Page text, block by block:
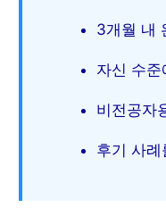
3개월 내
자신 수
비전공자
후기 사례